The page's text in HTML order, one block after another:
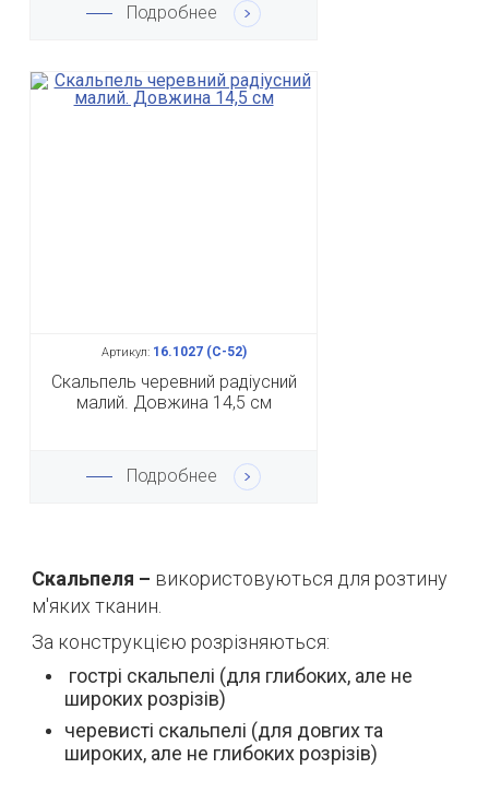
Подробнее
Артикул:16.1027 (С-52)
Скальпель черевний радіусний
малий. Довжина 14,5 см
Подробнее
Скальпеля – використовуються для розтину
м'яких тканин.
За конструкцією розрізняються:
гострі скальпелі (для глибоких, але не
широких розрізів)
черевисті скальпелі (для довгих та
широких, але не глибоких розрізів)